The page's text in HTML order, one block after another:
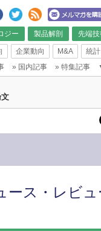
ジー 製品解剖 先端
企業動向 M&A
統計
» 国内記事 » 特集記事
ース・レビ